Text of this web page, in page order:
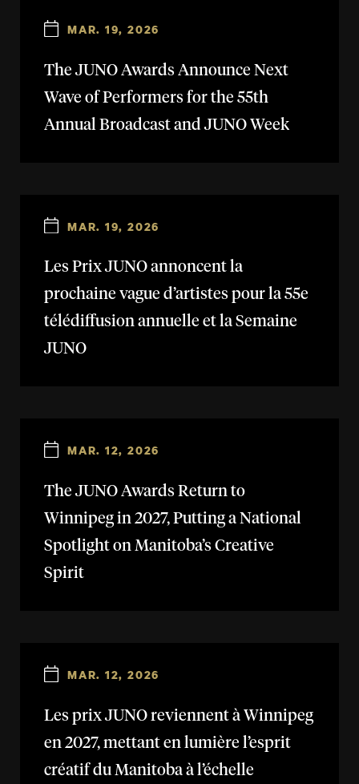
MAR. 19, 2026
The JUNO Awards Announce Next
Wave of Performers for the 55th
Annual Broadcast and JUNO Week
MAR. 19, 2026
Les Prix JUNO annoncent la
prochaine vague d’artistes pour la 55e
télédiffusion annuelle et la Semaine
JUNO
MAR. 12, 2026
The JUNO Awards Return to
Winnipeg in 2027, Putting a National
Spotlight on Manitoba’s Creative
Spirit
MAR. 12, 2026
Les prix JUNO reviennent à Winnipeg
en 2027, mettant en lumière l’esprit
créatif du Manitoba à l’échelle